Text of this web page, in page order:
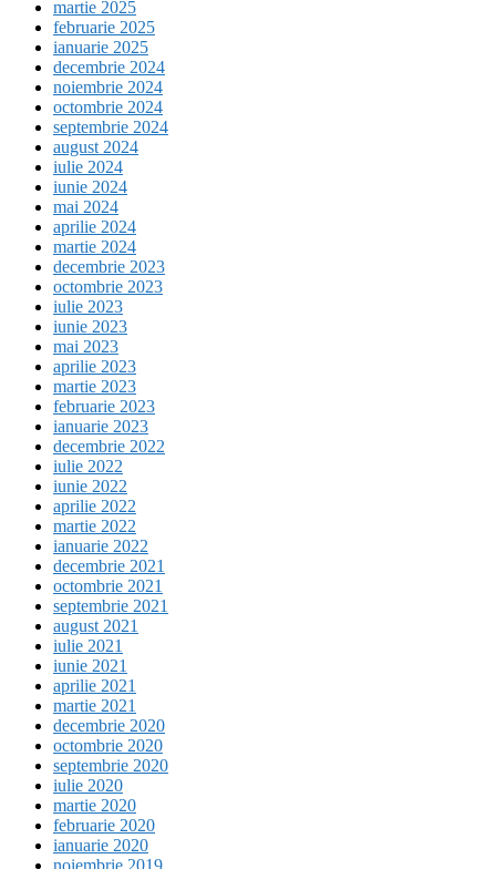
martie 2025
februarie 2025
ianuarie 2025
decembrie 2024
noiembrie 2024
octombrie 2024
septembrie 2024
august 2024
iulie 2024
iunie 2024
mai 2024
aprilie 2024
martie 2024
decembrie 2023
octombrie 2023
iulie 2023
iunie 2023
mai 2023
aprilie 2023
martie 2023
februarie 2023
ianuarie 2023
decembrie 2022
iulie 2022
iunie 2022
aprilie 2022
martie 2022
ianuarie 2022
decembrie 2021
octombrie 2021
septembrie 2021
august 2021
iulie 2021
iunie 2021
aprilie 2021
martie 2021
decembrie 2020
octombrie 2020
septembrie 2020
iulie 2020
martie 2020
februarie 2020
ianuarie 2020